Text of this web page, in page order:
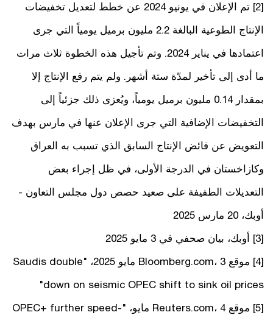
[2] تم الإعلان في يونيو 2024 عن خطط لتعديل تخفيضات
الإنتاج الطوعية البالغة 2.2 مليون برميل يومياً التي جرى
اعتمادها في يناير 2024. وتم تأجيل هذه الخطوة ثلاث مرات
ما أدى إلى تأخير لمدّة ستة أشهر. ولم يتم رفع الإنتاج إلا
بمقدار 0.14 مليون برميل يومياً، ويُعزى ذلك جزئياً إلى
التخفيضات الإضافية التي جرى الإعلان عنها في مارس بهدف
التعويض عن فائض الإنتاج السابق الذي تسبب به العراق
وكازاخستان في الدرجة الأولى، في ظل إجراء بعض
التعديلات الطفيفة على صعيد حصص دول مجلس التعاون -
أوبك، 20 مارس 2025
[3] أوبك، بيان صحفي في 3 مايو 2025
[4] موقع Bloomberg.com، 3 مايو 2025، "Saudis double
down on seismic OPEC shift to sink oil prices"
[5] موقع Reuters.com، 4 مايو، "OPEC+ further speed-